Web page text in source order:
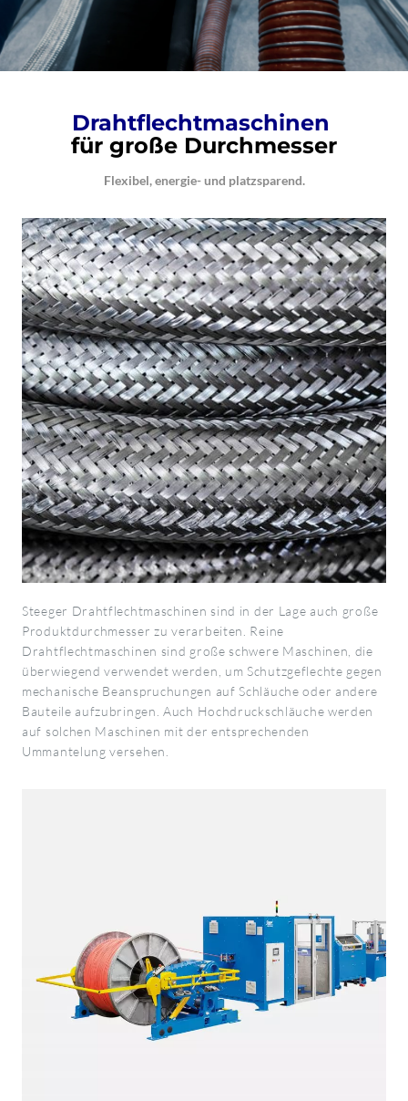
Drahtflecht­maschinen
für große Durchmesser
Flexibel, energie- und platzsparend.
Steeger Drahtflechtmaschinen sind in der Lage auch große
Produktdurchmesser zu verarbeiten. Reine
Drahtflechtmaschinen sind große schwere Maschinen, die
überwiegend verwendet werden, um Schutzgeflechte gegen
mechanische Beanspruchungen auf Schläuche oder andere
Bauteile aufzubringen. Auch Hochdruckschläuche werden
auf solchen Maschinen mit der entsprechenden
Ummantelung versehen.